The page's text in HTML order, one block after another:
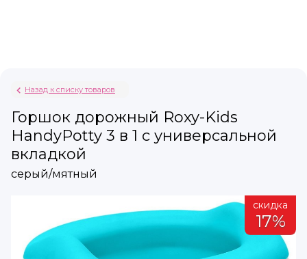
Назад к списку товаров
Горшок дорожный Roxy-Kids
HandyPotty 3 в 1 с универсальной
вкладкой
серый/мятный
скидка
17%